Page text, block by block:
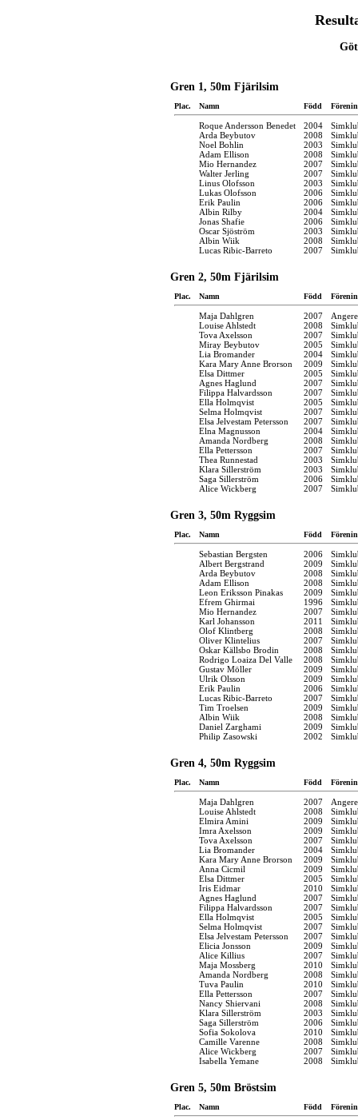
Gren 1, 50m Fjärilsim
Plac. Namn Född
Roque Andersson Benedet 2004
Arda Beybutov
2008
Noel Bohlin
2003
Adam Ellison
2008
Mio Hernandez
2007
Walter Jerling
2007
Linus Olofsson
2003
Lukas Olofsson
2006
Erik Paulin
2006
Albin Rilby
2004
Jonas Shafie
2006
Oscar Sjöström
2003
Albin Wiik
2008
Lucas Ribic-Barreto
2007
Gren 2, 50m Fjärilsim
Plac. Namn Född
Maja Dahlgren 2007
Louise Ahlstedt
2008
Tova Axelsson
2007
Miray Beybutov
2005
Lia Bromander
2004
Kara Mary Anne Brorson
2009
Elsa Dittmer
2005
Agnes Haglund
2007
Filippa Halvardsson
2007
Ella Holmqvist
2005
Selma Holmqvist
2007
Elsa Jelvestam Petersson
2007
Elna Magnusson
2004
Amanda Nordberg
2008
Ella Pettersson
2007
Thea Runnestad
2003
Klara Sillerström
2003
Saga Sillerström
2006
Alice Wickberg
2007
Gren 3, 50m Ryggsim
Plac. Namn Född
Sebastian Bergsten 2006
Albert Bergstrand
2009
Arda Beybutov
2008
Adam Ellison
2008
Leon Eriksson Pinakas
2009
Efrem Ghirmai
1996
Mio Hernandez
2007
Karl Johansson
2011
Olof Klintberg
2008
Oliver Klintelius
2007
Oskar Källsbo Brodin
2008
Rodrigo Loaiza Del Valle
2008
Gustav Möller
2009
Ulrik Olsson
2009
Erik Paulin
2006
Lucas Ribic-Barreto
2007
Tim Troelsen
2009
Albin Wiik
2008
Daniel Zarghami
2009
Philip Zasowski
2002
Gren 4, 50m Ryggsim
Plac. Namn Född
Maja Dahlgren 2007
Louise Ahlstedt
2008
Elmira Amini
2009
Imra Axelsson
2009
Tova Axelsson
2007
Lia Bromander
2004
Kara Mary Anne Brorson
2009
Anna Cicmil
2009
Elsa Dittmer
2005
Iris Eidmar
2010
Agnes Haglund
2007
Filippa Halvardsson
2007
Ella Holmqvist
2005
Selma Holmqvist
2007
Elsa Jelvestam Petersson
2007
Elicia Jonsson
2009
Alice Killius
2007
Maja Mossberg
2010
Amanda Nordberg
2008
Tuva Paulin
2010
Ella Pettersson
2007
Nancy Shiervani
2008
Klara Sillerström
2003
Saga Sillerström
2006
Sofia Sokolova
2010
Camille Varenne
2008
Alice Wickberg
2007
Isabella Yemane
2008
Gren 5, 50m Bröstsim
Plac. Namn Född